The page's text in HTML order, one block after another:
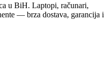
u BiH. Laptopi, računari,
— brza dostava, garancija i